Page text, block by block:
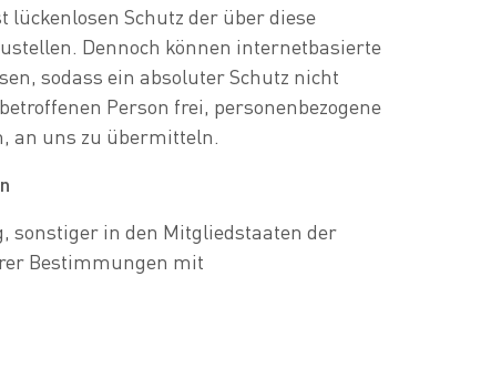
Schutz der über diese
Dennoch können internetbasierte
sodass ein absoluter Schutz nicht
Person frei, personenbezogene
an uns zu übermitteln.
sonstiger in den Mitgliedstaaten der
Bestimmungen mit